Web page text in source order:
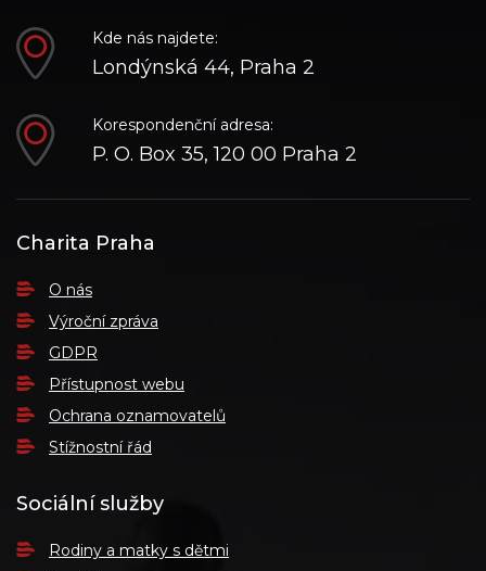
Kde nás najdete:
Londýnská 44, Praha 2
Korespondenční adresa:
P. O. Box 35, 120 00 Praha 2
Charita Praha
O nás
Výroční zpráva
GDPR
Přístupnost webu
Ochrana oznamovatelů
Stížnostní řád
Sociální služby
Rodiny a matky s dětmi